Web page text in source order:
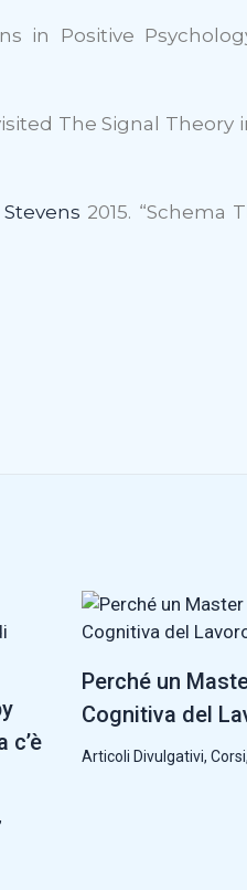
in Positive
The Signal Theory
2015. “Schema
c’è
,
Perché un
Cognitiva del
Articoli Divulgativi,